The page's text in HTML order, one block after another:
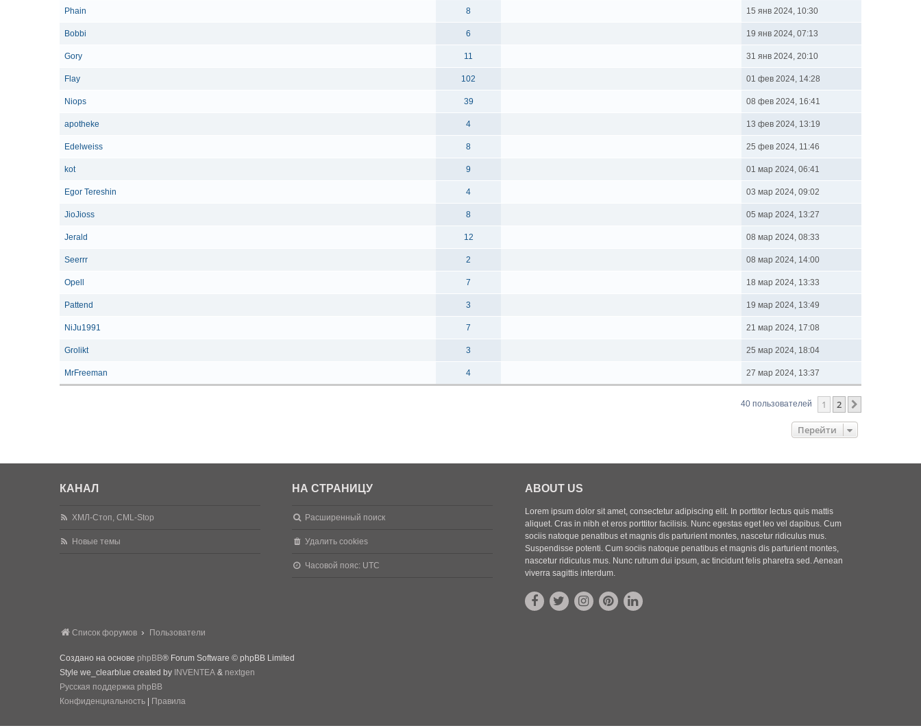
Phain 8 15 янв 2024, 10:30
Bobbi 6 19 янв 2024, 07:13
Gory 11 31 янв 2024, 20:10
Flay 102 01 фев 2024, 14:28
Niops 39 08 фев 2024, 16:41
apotheke 4 13 фев 2024, 13:19
Edelweiss 8 25 фев 2024, 11:46
kot 9 01 мар 2024, 06:41
Egor Tereshin 4 03 мар 2024, 09:02
JioJioss 8 05 мар 2024, 13:27
Jerald 12 08 мар 2024, 08:33
Seerrr 2 08 мар 2024, 14:00
Opell 7 18 мар 2024, 13:33
Pattend 3 19 мар 2024, 13:49
NiJu1991 7 21 мар 2024, 17:08
Grolikt 3 25 мар 2024, 18:04
MrFreeman 4 27 мар 2024, 13:37
40 пользователей 1 2
Перейти
КАНАЛ
ХМЛ-Стоп, CML-Stop
Новые темы
НА СТРАНИЦУ
Расширенный поиск
Удалить cookies
Часовой пояс: UTC
ABOUT US
Lorem ipsum dolor sit amet, consectetur adipiscing elit. In porttitor lectus quis mattis
aliquet. Cras in nibh et eros porttitor facilisis. Nunc egestas eget leo vel dapibus. Cum
sociis natoque penatibus et magnis dis parturient montes, nascetur ridiculus mus.
Suspendisse potenti. Cum sociis natoque penatibus et magnis dis parturient montes,
nascetur ridiculus mus. Nunc rutrum dui ipsum, ac tincidunt felis pharetra sed. Aenean
viverra sagittis interdum.
Список форумов Пользователи
Создано на основе phpBB® Forum Software © phpBB Limited
Style we_clearblue created by INVENTEA & nextgen
Русская поддержка phpBB
Конфиденциальность
Правила